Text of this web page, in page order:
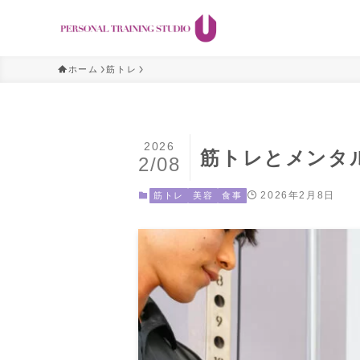
ホーム 筋トレ
筋トレとメンタ
2026
2/08
筋トレ 美容 食事 2026年2月8日